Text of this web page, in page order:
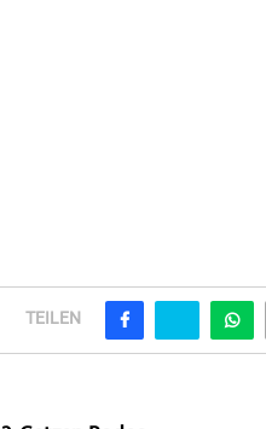
TEILEN